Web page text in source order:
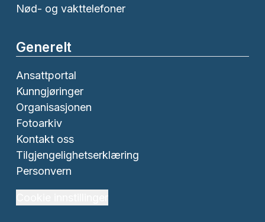
Nød- og vakttelefoner
Generelt
Ansattportal
Kunngjøringer
Organisasjonen
Fotoarkiv
Kontakt oss
Tilgjengelighetserklæring
Personvern